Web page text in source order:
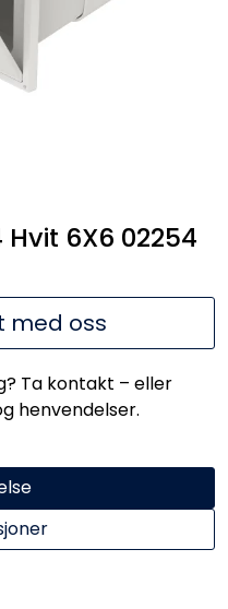
6X6 02254
med oss
Ta kontakt – eller
henvendelser.